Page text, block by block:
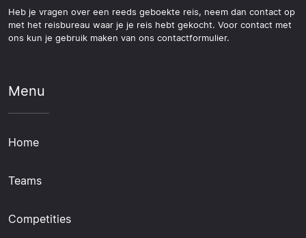
Heb je vragen over een reeds geboekte reis, neem dan contact op
met het reisbureau waar je je reis hebt gekocht. Voor contact met
ons kun je gebruik maken van ons contactformulier.
Menu
Home
Teams
Competities